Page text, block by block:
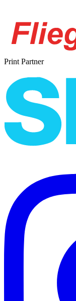
Print Partner